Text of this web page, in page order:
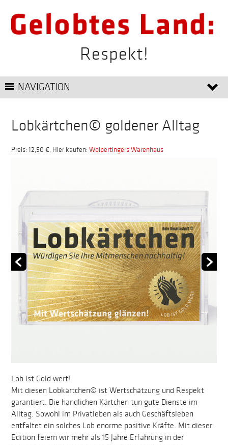
Respekt!
NAVIGATION
Lobkärtchen© goldener Alltag
Preis: 12,50 €. Hier kaufen:Wolpertingers Warenhaus
Lob ist Gold wert!
Mit diesen Lobkärtchen© ist Wertschätzung und Respekt
garantiert. Die handlichen Kärtchen tun gute Dienste im
Alltag. Sowohl im Privatleben als auch Geschäftsleben
entfaltet ein solches Lob enorme positive Kräfte. Mit dieser
Edition feiern wir mehr als 15 Jahre Erfahrung in der